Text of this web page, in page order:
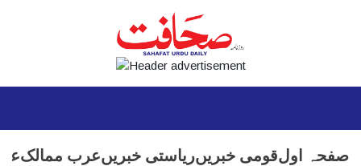
صفحہ اولقومی خبریںریاستی خبریںعرب ممالک